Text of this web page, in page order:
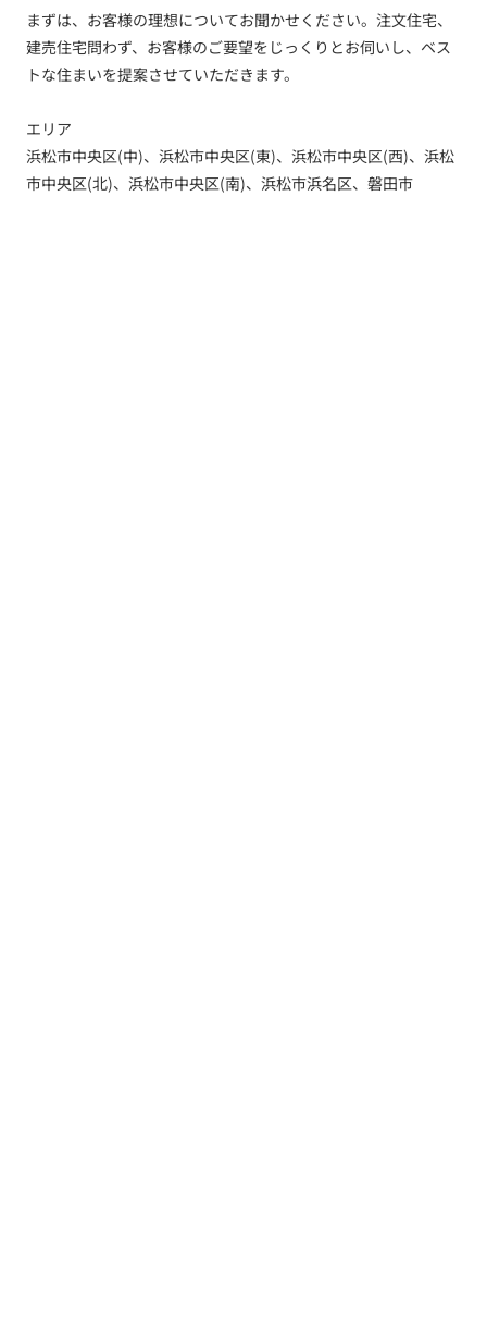
まずは、お客様の理想についてお聞かせください。注文住宅、
建売住宅問わず、お客様のご要望をじっくりとお伺いし、ベス
トな住まいを提案させていただきます。
エリア
浜松市中央区(中)、浜松市中央区(東)、浜松市中央区(西)、浜松
市中央区(北)、浜松市中央区(南)、浜松市浜名区、磐田市